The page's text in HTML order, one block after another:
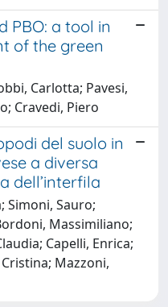
PBO: a tool in
of the green
Carlotta; Pavesi,
Cravedi, Piero
del suolo in
a diversa
dell’interfila
Simoni, Sauro;
Massimiliano;
Capelli, Enrica;
Mazzoni,